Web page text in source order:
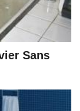
Sans